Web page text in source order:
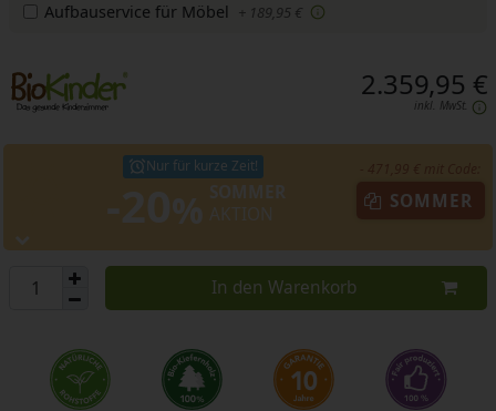
Aufbauservice für Möbel + 189,95 €
2.359,95 €
inkl. MwSt.
Nur für kurze Zeit!
SOMMER
In den Warenkorb